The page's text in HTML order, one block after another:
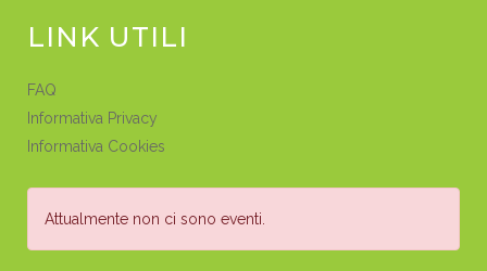
LINK UTILI
FAQ
Informativa Privacy
Informativa Cookies
Attualmente non ci sono eventi.